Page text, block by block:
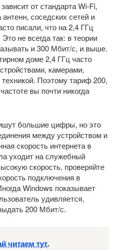
от стандарта Wi-Fi,
соседских сетей и
писали, что на 2,4 ГГц
не всегда так: в теории
и 300 Мбит/с, и выше.
доме 2,4 ГГц часто
камерами,
Поэтому тариф 200,
вы почти никогда
большие цифры, но это
между устройством и
скорость интернета в
уходит на служебный
скорость, проверяйте
подключения в
Windows показывает
удивляется,
200 Мбит/с.
читаем тут.